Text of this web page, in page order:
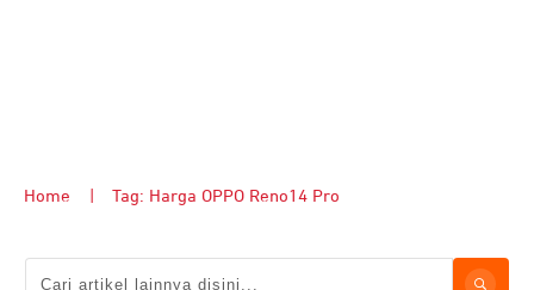
Home Tag: Harga OPPO Reno14 Pro